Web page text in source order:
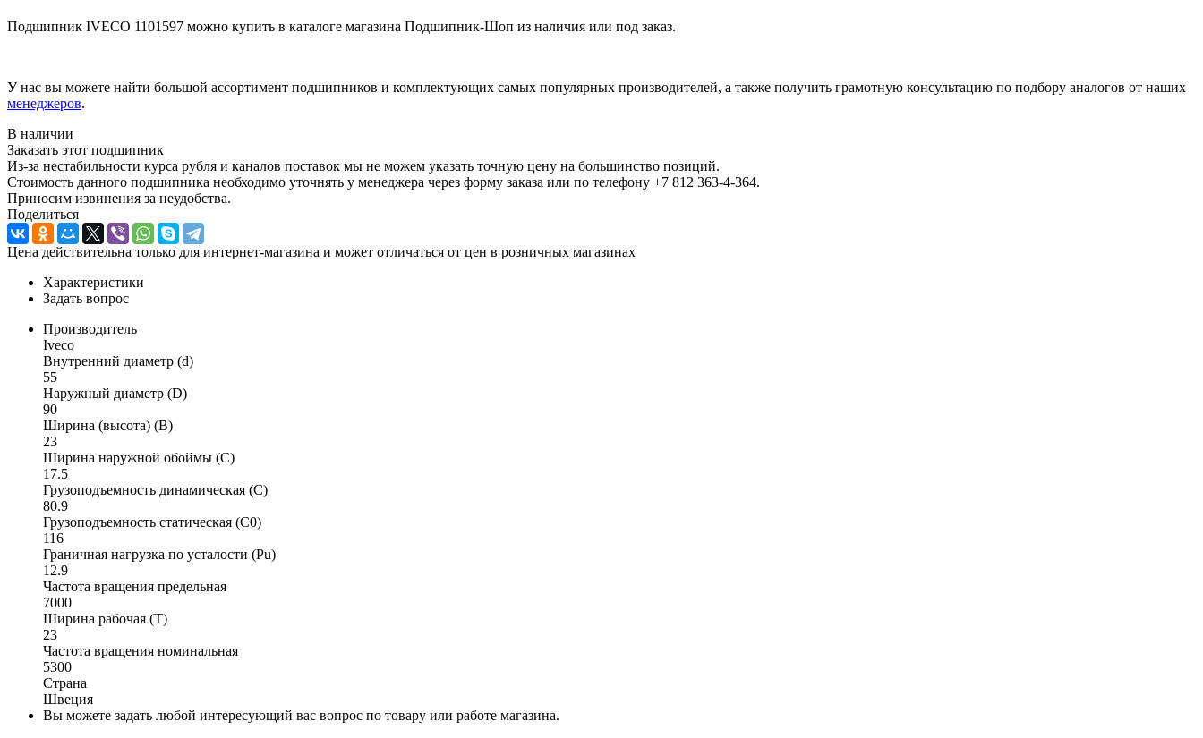
Подшипник IVECO 1101597 можно купить в каталоге магазина Подшипник-Шоп из наличия или под заказ.
У нас вы можете найти большой ассортимент подшипников и комплектующих самых популярных производителей, а также получить грамотную консультацию по подбору аналогов от наших
менеджеров.
В наличии
Заказать этот подшипник
Из-за нестабильности курса рубля и каналов поставок мы не можем указать точную цену на большинство позиций.
Стоимость данного подшипника необходимо уточнять у менеджера через форму заказа или по телефону +7 812 363-4-364.
Приносим извинения за неудобства.
Поделиться
Цена действительна только для интернет-магазина и может отличаться от цен в розничных магазинах
Характеристики
Задать вопрос
Производитель
Iveco
Внутренний диаметр (d)
55
Наружный диаметр (D)
90
Ширина (высота) (B)
23
Ширина наружной обоймы (C)
17.5
Грузоподъемность динамическая (C)
80.9
Грузоподъемность статическая (C0)
116
Граничная нагрузка по усталости (Pu)
12.9
Частота вращения предельная
7000
Ширина рабочая (T)
23
Частота вращения номинальная
5300
Страна
Швеция
Вы можете задать любой интересующий вас вопрос по товару или работе магазина.